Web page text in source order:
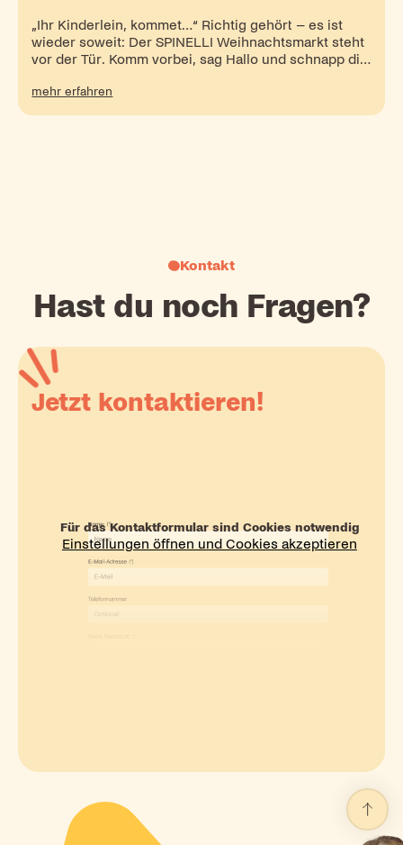
„Ihr Kinderlein, kommet…“ Richtig gehört – es ist
wieder soweit: Der SPINELLI Weihnachtsmarkt steht
vor der Tür. Komm vorbei, sag Hallo und schnapp dir
mehr erfahren
Kontakt
Hast du noch Fragen?
Jetzt kontaktieren!
Für das Kontaktformular sind Cookies notwendig
Einstellungen öffnen und Cookies akzeptieren